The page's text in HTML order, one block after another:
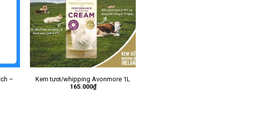
–
Kem tươi/whipping Avonmore 1L
165.000₫